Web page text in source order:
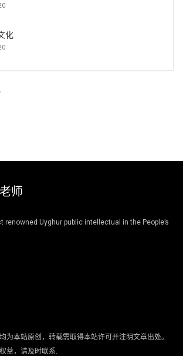
化
师
renowned Uyghur public intellectual in the People’s
为本站原创，转载需取得本站许可并注明文章出处。
益，请及时联系.